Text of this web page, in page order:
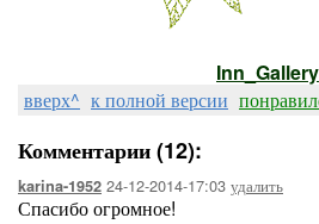
Inn_Gallery
вверх^ к полной версии
Комментарии (12):
karina-1952 24-12-2014-17:03 удалить
Спасибо огромное!